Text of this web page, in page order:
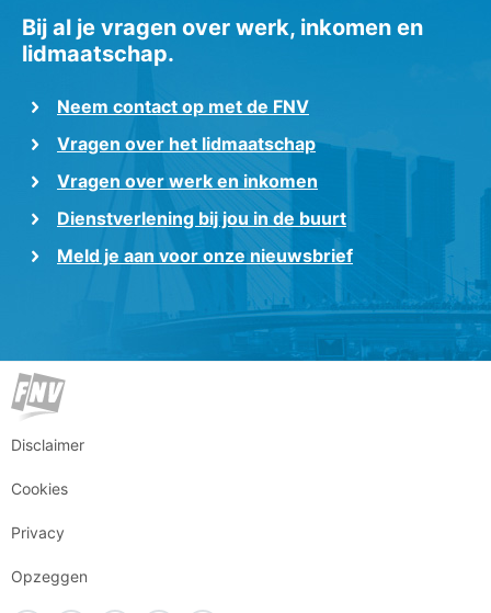
Bij al je vragen over werk, inkomen en
lidmaatschap.
Neem contact op met de FNV
Vragen over het lidmaatschap
Vragen over werk en inkomen
Dienstverlening bij jou in de buurt
Meld je aan voor onze nieuwsbrief
Disclaimer
Cookies
Privacy
Opzeggen